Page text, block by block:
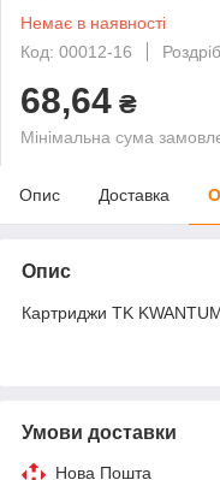
Немає в наявності
Код: 00012-16
Роздріб
68,64 ₴
Мінімальна сума
Опис Доставка
Опис
Картриджи TK
Умови доставки
Нова Пошта